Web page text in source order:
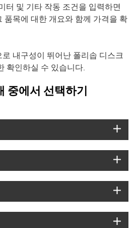
터 및 기타 작동 조건을 입력하면
품목에 대한 개요와 함께 가격을 확
내구성이 뛰어난 폴리솝 디스크
확인하실 수 있습니다.
중에서 선택하기